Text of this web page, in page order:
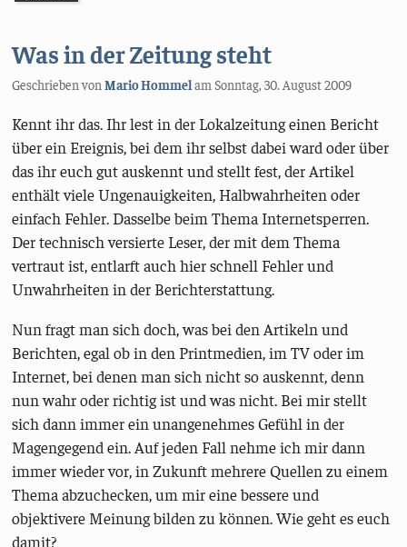
Was in der Zeitung steht
Geschrieben vonMario HommelamSonntag, 30. August 2009
Kennt ihr das. Ihr lest in der Lokalzeitung einen Bericht
über ein Ereignis, bei dem ihr selbst dabei ward oder über
das ihr euch gut auskennt und stellt fest, der Artikel
enthält viele Ungenauigkeiten, Halbwahrheiten oder
einfach Fehler. Dasselbe beim Thema Internetsperren.
Der technisch versierte Leser, der mit dem Thema
vertraut ist, entlarft auch hier schnell Fehler und
Unwahrheiten in der Berichterstattung.
Nun fragt man sich doch, was bei den Artikeln und
Berichten, egal ob in den Printmedien, im TV oder im
Internet, bei denen man sich nicht so auskennt, denn
nun wahr oder richtig ist und was nicht. Bei mir stellt
sich dann immer ein unangenehmes Gefühl in der
Magengegend ein. Auf jeden Fall nehme ich mir dann
immer wieder vor, in Zukunft mehrere Quellen zu einem
Thema abzuchecken, um mir eine bessere und
objektivere Meinung bilden zu können. Wie geht es euch
damit?